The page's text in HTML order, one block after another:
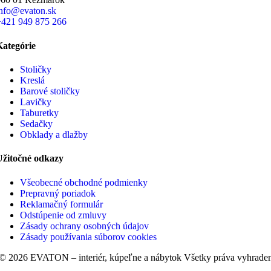
949 875 266
Stoličky
Kreslá
Barové stoličky
Lavičky
Taburetky
Sedačky
Obklady a dlažby
odkazy
Všeobecné obchodné podmienky
Prepravný poriadok
Reklamačný formulár
Odstúpenie od zmluvy
Zásady ochrany osobných údajov
Zásady používania súborov cookies
2026 EVATON – interiér, kúpeľne a nábytok Všetky práva